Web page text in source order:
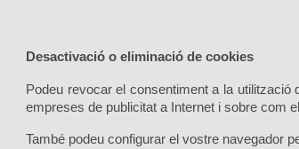
Desactivació o eliminació de cookies
Podeu revocar el consentiment a la
empreses de publicitat a Internet i sobre com
També podeu configurar el vostre navegador